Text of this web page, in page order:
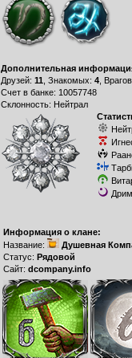
Дополнительная
Друзей: 11 , Знакомых: 4,
Счет в банке: 10057748
Склонность: Нейтрал
Информация о клане:
Название:
Душевная
Статус: Рядовой
Сайт: dcompany.info